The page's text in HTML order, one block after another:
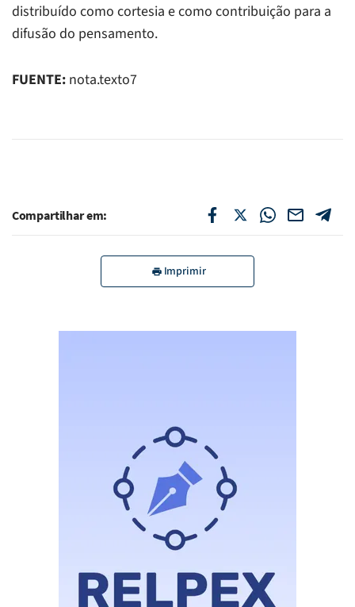
distribuído como cortesia e como contribuição para a
difusão do pensamento.
FUENTE: nota.texto7
Compartilhar em:
Imprimir